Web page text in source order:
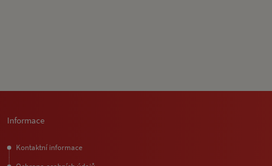
Informace
Kontaktní informace